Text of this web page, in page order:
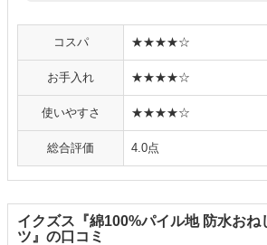
コスパ ★★★★☆
お手入れ ★★★★☆
使いやすさ ★★★★☆
総合評価 4.0点
イクズス『綿100%パイル地 防水おね
ツ』の口コミ